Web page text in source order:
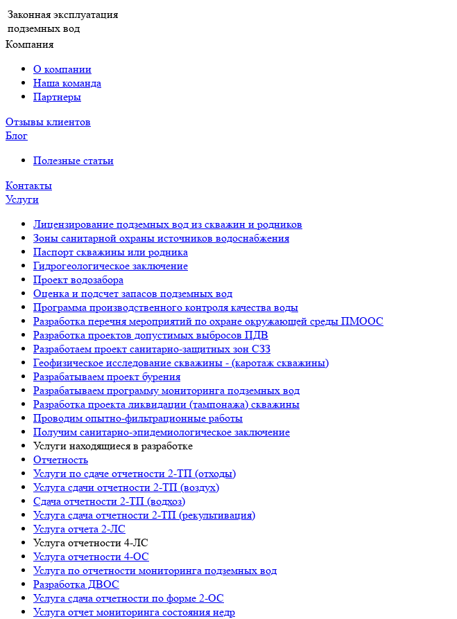
Законная эксплуатация
подземных вод
Компания
О компании
Наша команда
Партнеры
Отзывы клиентов
Блог
Полезные статьи
Контакты
Услуги
Лицензирование подземных вод из скважин и родников
Зоны санитарной охраны источников водоснабжения
Паспорт скважины или родника
Гидрогеологическое заключение
Проект водозабора
Оценка и подсчет запасов подземных вод
Программа производственного контроля качества воды
Разработка перечня мероприятий по охране окружающей среды ПМООС
Разработка проектов допустимых выбросов ПДВ
Разработаем проект санитарно-защитных зон СЗЗ
Геофизическое исследование скважины - (каротаж скважины)
Разрабатываем проект бурения
Разрабатываем программу мониторинга подземных вод
Разработка проекта ликвидации (тампонажа) скважины
Проводим опытно-фильтрационные работы
Получим санитарно-эпидемиологическое заключение
Услуги находящиеся в разработке
Отчетность
Услуги по сдаче отчетности 2-ТП (отходы)
Услуга сдачи отчетности 2-ТП (воздух)
Сдача отчетности 2-ТП (водхоз)
Услуга сдача отчетности 2-ТП (рекультивация)
Услуга отчета 2-ЛС
Услуга отчетности 4-ЛС
Услуга отчетности 4-ОС
Услуга по отчетности мониторинга подземных вод
Разработка ДВОС
Услуга сдача отчетности по форме 2-ОС
Услуга отчет мониторинга состояния недр